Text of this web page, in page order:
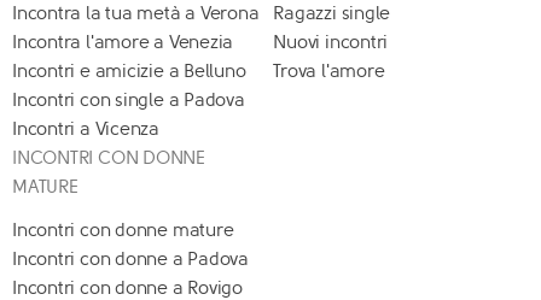
Incontra la tua metà a Verona
Incontra l'amore a Venezia
Incontri e amicizie a Belluno
Incontri con single a Padova
Incontri a Vicenza
Ragazzi single
Nuovi incontri
Trova l'amore
INCONTRI CON DONNE
MATURE
Incontri con donne mature
Incontri con donne a Padova
Incontri con donne a Rovigo